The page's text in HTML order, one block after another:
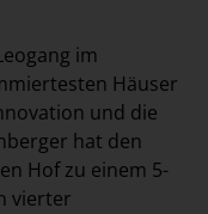
im
Häuser
und die
hat den
Hof zu einem 5-
vierter